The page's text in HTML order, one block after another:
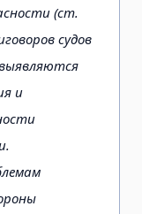
(ст.
судов
и